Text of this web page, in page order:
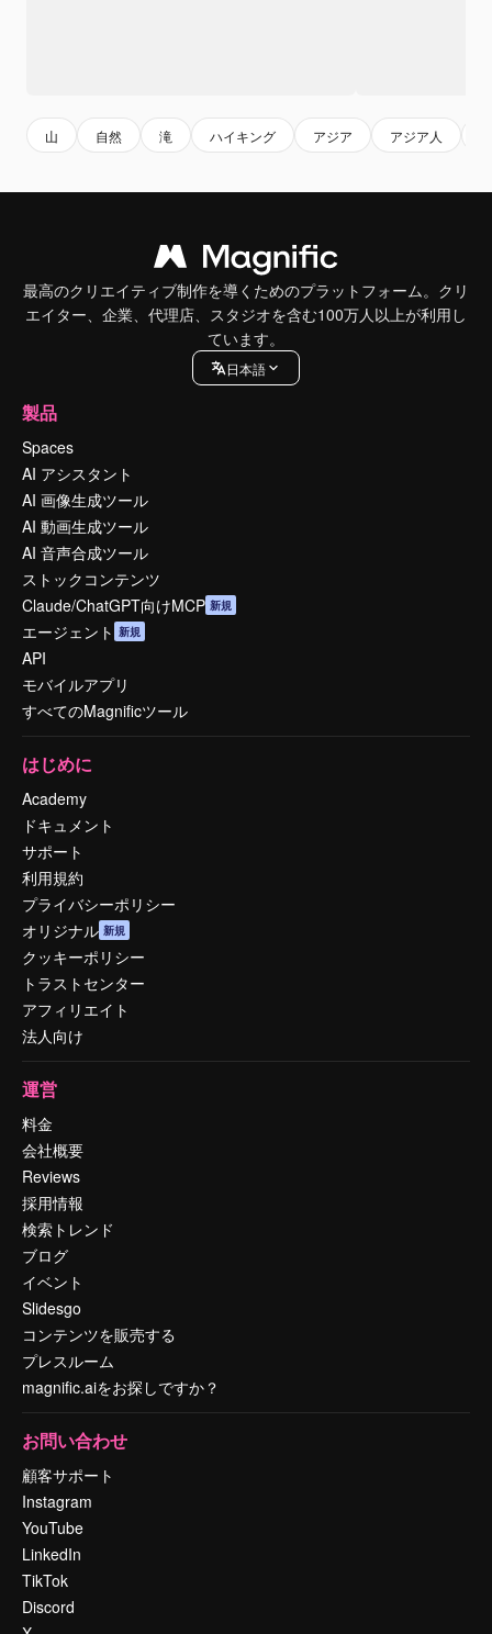
山 自然 滝 ハイキング アジア アジア人
最高のクリエイティブ制作を導くためのプラットフォーム。クリ
エイター、企業、代理店、スタジオを含む100万人以上が利用し
ています。
日本語
製品
Spaces
AI アシスタント
AI 画像生成ツール
AI 動画生成ツール
AI 音声合成ツール
ストックコンテンツ
Claude/ChatGPT向けMCP 新規
エージェント 新規
API
モバイルアプリ
すべてのMagnificツール
はじめに
Academy
ドキュメント
サポート
利用規約
プライバシーポリシー
オリジナル 新規
クッキーポリシー
トラストセンター
アフィリエイト
法人向け
運営
料金
会社概要
Reviews
採用情報
検索トレンド
ブログ
イベント
Slidesgo
コンテンツを販売する
プレスルーム
magnific.aiをお探しですか？
お問い合わせ
顧客サポート
Instagram
YouTube
LinkedIn
TikTok
Discord